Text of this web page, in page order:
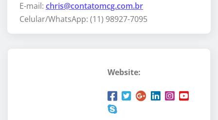
E-mail: chris@contatomcg.com.br
Celular/WhatsApp: (11) 98927-7095
Website: